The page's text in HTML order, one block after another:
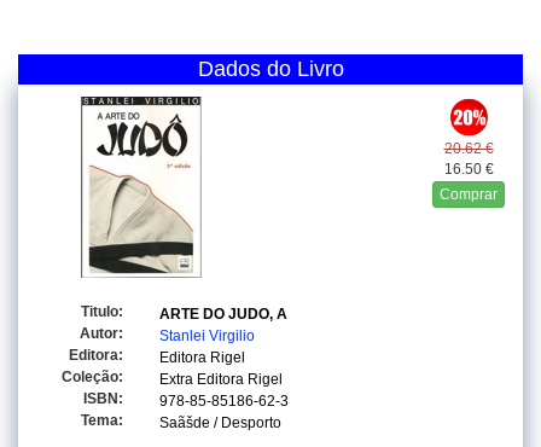
Dados do Livro
20.62 €
16.50 €
Comprar
Titulo:
ARTE DO JUDO, A
Autor:
Stanlei Virgilio
Editora:
Editora Rigel
Coleção:
Extra Editora Rigel
ISBN:
978-85-85186-62-3
Tema:
Saãšde / Desporto